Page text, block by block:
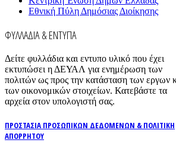
Εθνική Πύλη Δημόσιας Διοίκησης
ΦΥΛΛΑΔΙΑ & ΕΝΤΥΠΑ
Δείτε φυλλάδια και εντυπο υλικό που έχει
εκτυπώσει η ΔΕΥΑΛ για ενημέρωση των
πολιτών ως προς την κατάσταση των εργων
των οικονομικών στοιχείων. Κατεβάστε τα
αρχεία στον υπολογιστή σας.
ΠΡΟΣΤΑΣΙΑ ΠΡΟΣΩΠΙΚΩΝ ΔΕΔΟΜΕΝΩΝ & ΠΟΛΙΤΙΚΗ
ΑΠΟΡΡΗΤΟΥ